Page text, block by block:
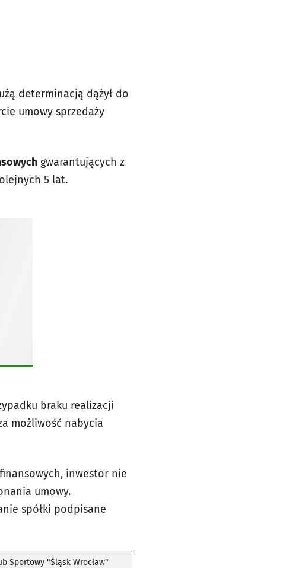
determinacją dążył do
umowy sprzedaży
gwarantujących z
5 lat.
braku realizacji
możliwość nabycia
inwestor nie
umowy.
spółki podpisane
Sportowy "Śląsk Wrocław"